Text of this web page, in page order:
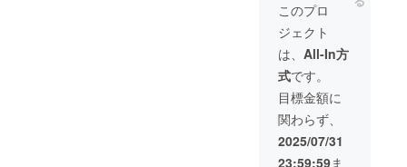
【ご注
考欄に
ご記入
をお願
いしま
す】 ・
メッ
セージ
や動画
様へお
礼の動
画をお
届けし
ます。
収録時
間：2分
程度を
予定し
ており
ます。
気持ち
を込め
た直筆
メッ
セージ
をお送
りいた
しま
す。
【全国
大会報
このプロ
ジェクト
は、 All-In方
式です。
目標金額に
関わらず、
2025/07/31
23:59:59ま